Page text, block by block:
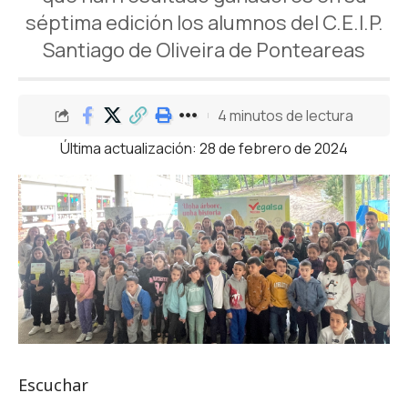
séptima edición los alumnos del C.E.I.P.
Santiago de Oliveira de Ponteareas
Última actualización: 28 de febrero de 2024
4 minutos de lectura
Escuchar